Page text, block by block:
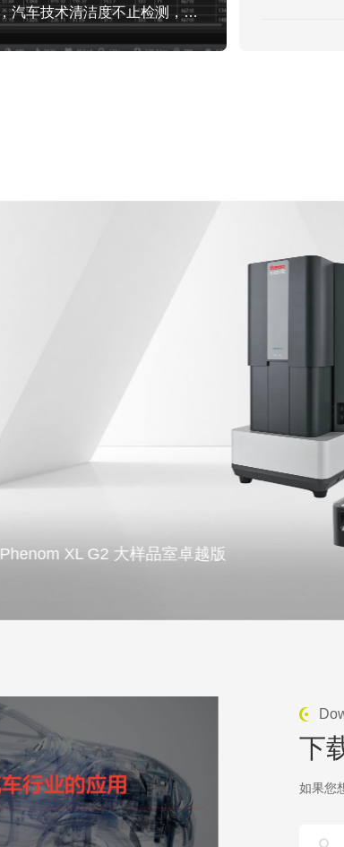
新版 VDA 19.1 下，汽车技术清洁度不止检测，更要精准溯源
Phenom XL G2 大样品室卓越版
下
如果您